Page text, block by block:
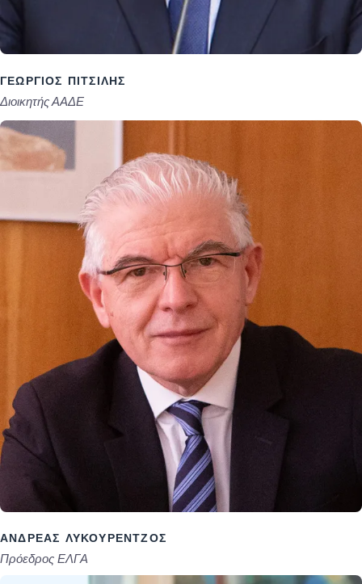
ΓΕΏΡΓΙΟΣ ΠΙΤΣΙΛΉΣ
Διοικητής ΑΑΔΕ
ΑΝΔΡΈΑΣ ΛΥΚΟΥΡΈΝΤΖΟΣ
Πρόεδρος ΕΛΓΑ